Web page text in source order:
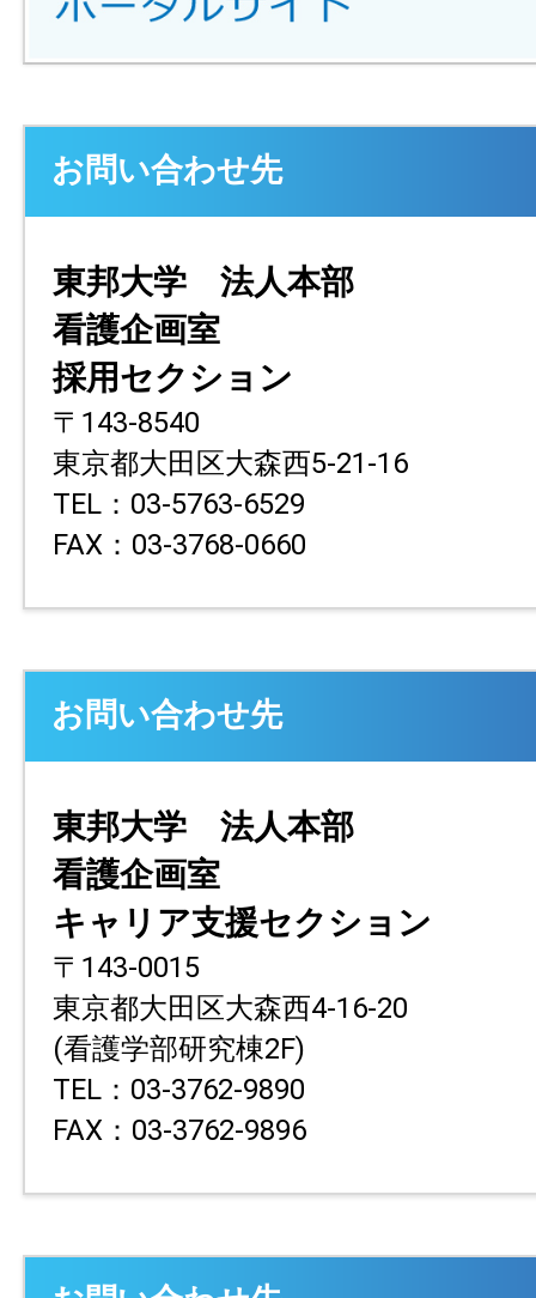
お問い合わせ先
東邦大学 法人本部
看護企画室
採用セクション
〒143-8540
東京都大田区大森西5-21-16
TEL：03-5763-6529
FAX：03-3768-0660
お問い合わせ先
東邦大学 法人本部
看護企画室
キャリア支援セクション
〒143-0015
東京都大田区大森西4-16-20
(看護学部研究棟2F)
TEL：03-3762-9890
FAX：03-3762-9896